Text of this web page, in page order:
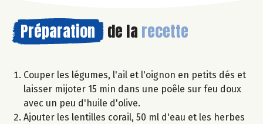
Préparation de la recette
Couper les légumes, l'ail et l'oignon en petits dés et
laisser mijoter 15 min dans une poêle sur feu doux
avec un peu d'huile d'olive.
Ajouter les lentilles corail, 50 ml d'eau et les herbes